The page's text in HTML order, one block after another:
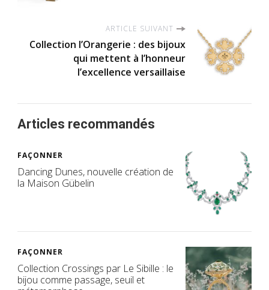
ARTICLE SUIVANT
Collection l’Orangerie : des bijoux
qui mettent à l’honneur
l’excellence versaillaise
Articles recommandés
FAÇONNER
Dancing Dunes, nouvelle création de
la Maison Gübelin
FAÇONNER
Collection Crossings par Le Sibille : le
bijou comme passage, seuil et